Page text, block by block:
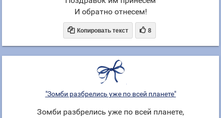
И обратно отнесем!
 Копировать текст  8
"Зомби разбрелись уже по всей планете"
Зомби разбрелись уже по всей планете,